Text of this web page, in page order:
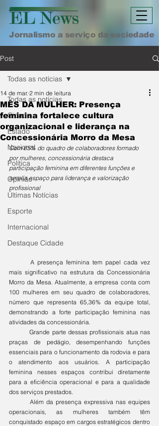
Jornalismo a serviço da sociedade
Post
Todas as notícias
Cidade
Estado
Nacional
Política
Opinião
Últimas Notícias
Esporte
Internacional
Destaque Cidade
Todas as notícias
MÊS DA MULHER: Presença
feminina fortalece cultura
organizacional e liderança na
Concessionária Morro da Mesa
14 de mar. 2 min de leitura
Com 65% do quadro de colaboradores formado
por mulheres, concessionária destaca
participação feminina em diferentes funções e
amplia espaço para liderança e valorização
profissional
mais significativo na estrutura da Concessionária
Morro da Mesa. Atualmente, a empresa conta com
100 mulheres em seu quadro de colaboradores,
número que representa 65,36% da equipe total,
demonstrando a forte participação feminina nas
atividades da concessionária.
	Grande parte dessas profissionais atua nas
praças de pedágio, desempenhando funções
essenciais para o funcionamento da rodovia e para
o atendimento aos usuários. A participação
feminina nesses espaços contribui diretamente
para a eficiência operacional e para a qualidade
dos serviços prestados.
operacionais, as mulheres também têm
conquistado espaço em cargos estratégicos dentro